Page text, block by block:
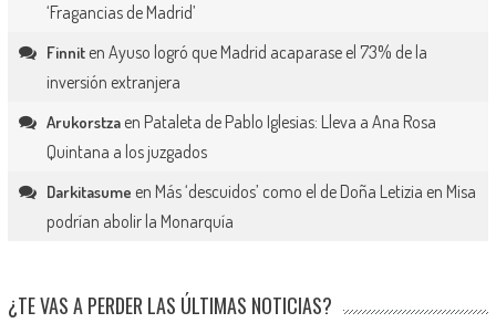
‘Fragancias de Madrid’
Finniten Ayuso logró que Madrid acaparase el 73% de la
inversión extranjera
Arukorstzaen Pataleta de Pablo Iglesias: Lleva a Ana Rosa
Quintana a los juzgados
Darkitasume en Más ‘descuidos’ como el de Doña Letizia en Misa
podrían abolir la Monarquía
¿TE VAS A PERDER LAS ÚLTIMAS NOTICIAS?